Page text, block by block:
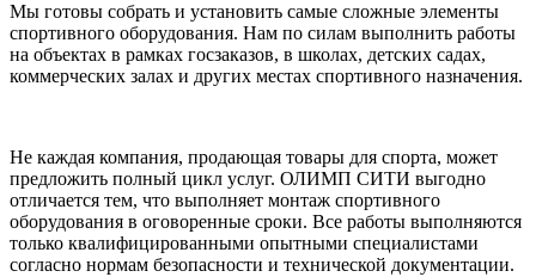
Мы готовы собрать и установить самые сложные элементы
спортивного оборудования. Нам по силам выполнить работы
на объектах в рамках госзаказов, в школах, детских садах,
коммерческих залах и других местах спортивного назначения.
Не каждая компания, продающая товары для спорта, может
предложить полный цикл услуг. ОЛИМП СИТИ выгодно
отличается тем, что выполняет монтаж спортивного
оборудования в оговоренные сроки. Все работы выполняются
только квалифицированными опытными специалистами
согласно нормам безопасности и технической документации.